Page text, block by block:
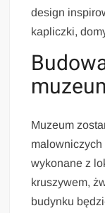
design
kapliczki,
Muzeum
malowniczych
wykonane z
kruszywem,
budynku